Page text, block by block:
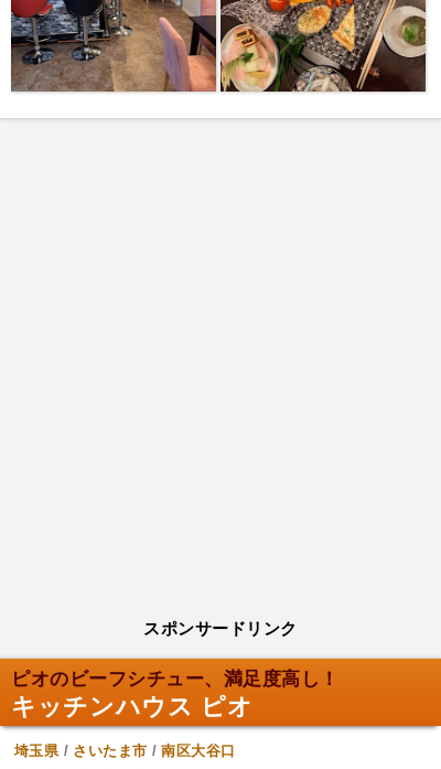
スポンサードリンク
ピオのビーフシチュー、満足度高し！
キッチンハウス ピオ
埼玉県/ さいたま市 /南区大谷口